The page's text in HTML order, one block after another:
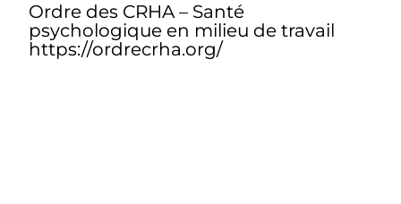
Ordre des CRHA – Santé
psychologique en milieu de travail
https://ordrecrha.org/